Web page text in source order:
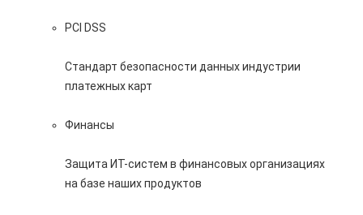
PCI DSS
Стандарт безопасности данных индустрии
платежных карт
Финансы
Защита ИТ-систем в финансовых организациях
на базе наших продуктов